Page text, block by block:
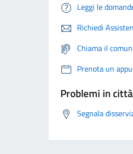
Leggi le
Richiedi
Chiama il
Prenota un
Problemi in città
Segnala